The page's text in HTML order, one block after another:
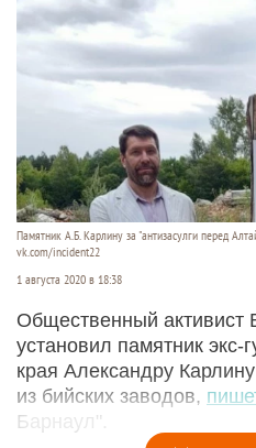
Памятник А.Б. Карлину за "антизасулги перед
vk.com/incident22
1 августа 2020 в 18:38
Общественный активист
установил памятник экс-
края Александру
из бийских заводов,
Барнаул".